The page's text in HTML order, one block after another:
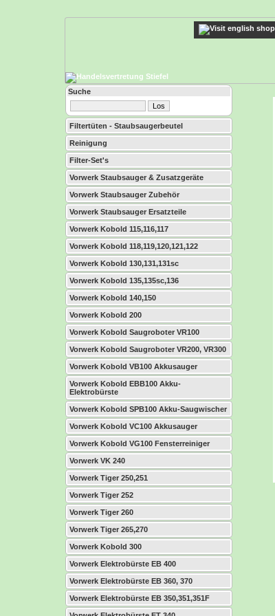
Suche
Filtertüten - Staubsaugerbeutel
Reinigung
Filter-Set's
Vorwerk Staubsauger & Zusatzgeräte
Vorwerk Staubsauger Zubehör
Vorwerk Staubsauger Ersatzteile
Vorwerk Kobold 115,116,117
Vorwerk Kobold 118,119,120,121,122
Vorwerk Kobold 130,131,131sc
Vorwerk Kobold 135,135sc,136
Vorwerk Kobold 140,150
Vorwerk Kobold 200
Vorwerk Kobold Saugroboter VR100
Vorwerk Kobold Saugroboter VR200, VR300
Vorwerk Kobold VB100 Akkusauger
Vorwerk Kobold EBB100 Akku-
Elektrobürste
Vorwerk Kobold SPB100 Akku-Saugwischer
Vorwerk Kobold VC100 Akkusauger
Vorwerk Kobold VG100 Fensterreiniger
Vorwerk VK 240
Vorwerk Tiger 250,251
Vorwerk Tiger 252
Vorwerk Tiger 260
Vorwerk Tiger 265,270
Vorwerk Kobold 300
Vorwerk Elektrobürste EB 400
Vorwerk Elektrobürste EB 360, 370
Vorwerk Elektrobürste EB 350,351,351F